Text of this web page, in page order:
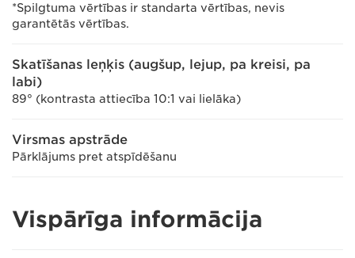
*Spilgtuma vērtības ir standarta vērtības, nevis
garantētās vērtības.
Skatīšanas leņķis (augšup, lejup, pa kreisi, pa
labi)
89° (kontrasta attiecība 10:1 vai lielāka)
Virsmas apstrāde
Pārklājums pret atspīdēšanu
Vispārīga informācija